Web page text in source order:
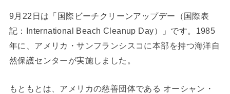
9月22日は「国際ビーチクリーンアップデー（国際表
記：International Beach Cleanup Day）」です。1985
年に、アメリカ・サンフランシスコに本部を持つ海洋自
然保護センターが実施しました。
もともとは、アメリカの慈善団体である オーシャン・